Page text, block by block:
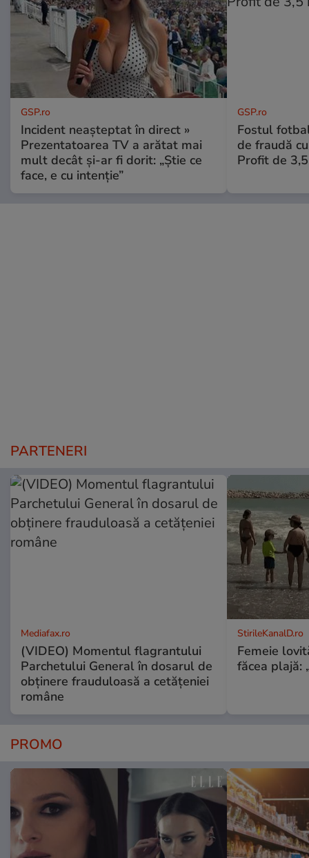
GSP.ro
Incident neașteptat în direct »
Prezentatoarea TV a arătat mai
mult decât și-ar fi dorit: „Știe ce
face, e cu intenție”
GSP.ro
Fostul
de fraudă
Profit de
PARTENERI
Mediafax.ro
(VIDEO) Momentul flagrantului
Parchetului General în dosarul de
obținere frauduloasă a cetățeniei
române
StirileKanalD.ro
Femeie
făcea plajă:
PROMO